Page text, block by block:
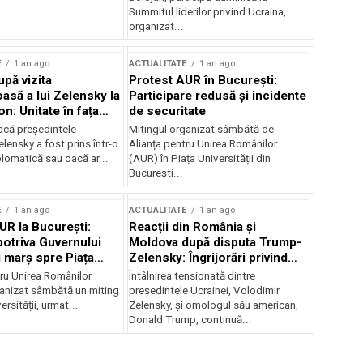
Summitul liderilor privind Ucraina,
organizat...
1 an ago
vizita
a lui Zelensky la
Unitate în fața
președintele
a fost prins într-o
sau dacă ar...
ACTUALITATE 1 an ago
Protest AUR în București:
Participare redusă și incidente
de securitate
Mitingul organizat sâmbătă de
Alianța pentru Unirea Românilor
(AUR) în Piața Universității din
București...
1 an ago
la București:
Guvernului
spre Piața
Unirea Românilor
sâmbătă un miting
urmat...
ACTUALITATE 1 an ago
Reacții din România și
Moldova după disputa Trump-
Zelensky: Îngrijorări privind
securitatea regională
Întâlnirea tensionată dintre
președintele Ucrainei, Volodimir
Zelensky, și omologul său american,
Donald Trump, continuă...